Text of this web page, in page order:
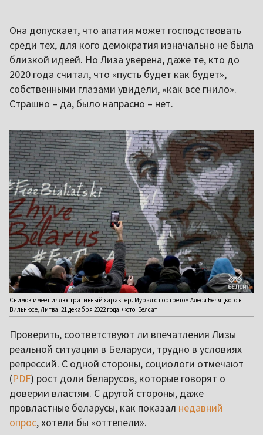
Она допускает, что апатия может господствовать
среди тех, для кого демократия изначально не была
близкой идеей. Но Лиза уверена, даже те, кто до
2020 года считал, что «пусть будет как будет»,
собственными глазами увидели, «как все гнило».
Страшно – да, было напрасно – нет.
Снимок имеет иллюстративный характер. Мурал с портретом Алеся Беляцкого в
Вильнюсе, Литва. 21 декабря 2022 года. Фото: Белсат
Проверить, соответствуют ли впечатления Лизы
реальной ситуации в Беларуси, трудно в условиях
репрессий. С одной стороны, социологи отмечают
(PDF) рост доли беларусов, которые говорят о
доверии властям. С другой стороны, даже
провластные беларусы, как показал недавний
опрос, хотели бы «оттепели».